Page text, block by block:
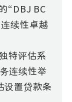
“DBJ BC
续性卓越
特评估系
连续性举
设置贷款条